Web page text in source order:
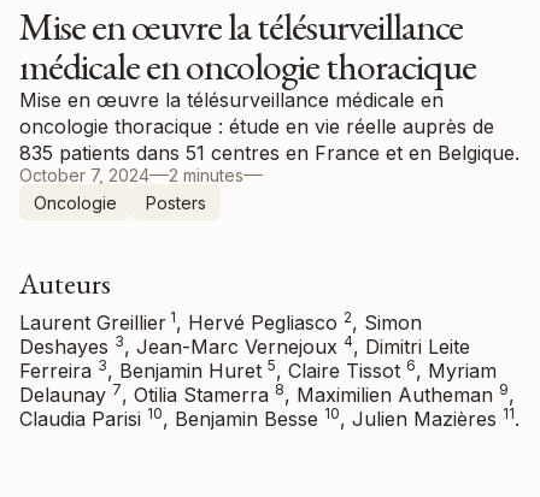
Mise en œuvre la télésurveillance
médicale en oncologie thoracique
Mise en œuvre la télésurveillance médicale en
oncologie thoracique : étude en vie réelle auprès de
835 patients dans 51 centres en France et en Belgique.
October 7, 2024
2 minutes
Oncologie
Posters
Auteurs
Laurent Greillier 1, Hervé Pegliasco 2, Simon
Deshayes 3, Jean-Marc Vernejoux 4, Dimitri Leite
Ferreira 3, Benjamin Huret 5, Claire Tissot 6, Myriam
Delaunay 7, Otilia Stamerra 8, Maximilien Autheman 9,
Claudia Parisi 10, Benjamin Besse 10, Julien Mazières 11.